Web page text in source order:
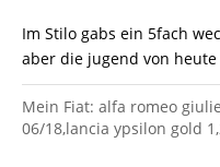
Im Stilo gabs ein 5fach
aber die jugend von
Mein Fiat: alfa romeo
06/18,lancia ypsilon gold